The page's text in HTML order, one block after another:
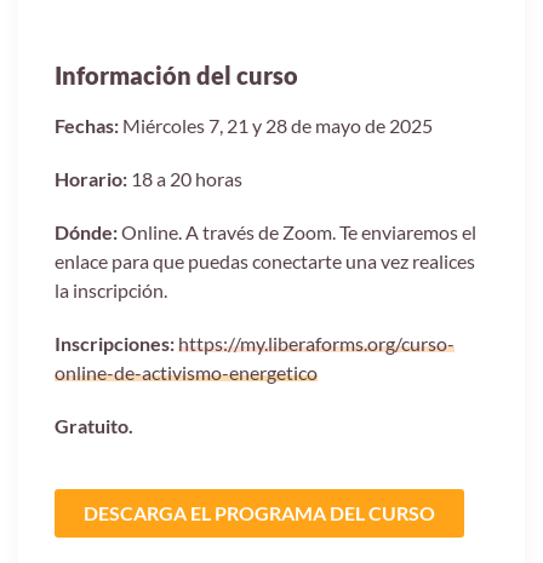
Información del curso
Fechas: Miércoles 7, 21 y 28 de mayo de 2025
Horario: 18 a 20 horas
Dónde:Online. A través de Zoom. Te enviaremos el
enlace para que puedas conectarte una vez realices
la inscripción.
Inscripciones:https://my.liberaforms.org/curso-
online-de-activismo-energetico
Gratuito.
DESCARGA EL PROGRAMA DEL CURSO